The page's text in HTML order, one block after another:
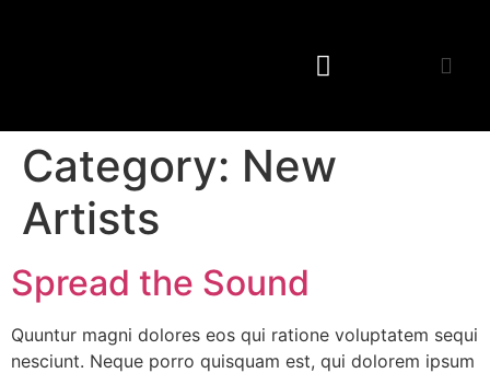
Category: New
Artists
Spread the Sound
Quuntur magni dolores eos qui ratione voluptatem sequi
nesciunt. Neque porro quisquam est, qui dolorem ipsum